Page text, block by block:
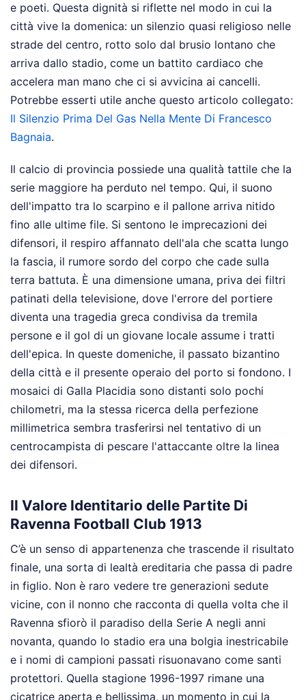
e poeti. Questa dignità si riflette nel modo in cui la
città vive la domenica: un silenzio quasi religioso nelle
strade del centro, rotto solo dal brusio lontano che
arriva dallo stadio, come un battito cardiaco che
accelera man mano che ci si avvicina ai cancelli.
Potrebbe esserti utile anche questo articolo collegato:
Il Silenzio Prima Del Gas Nella Mente Di Francesco
Bagnaia.
Il calcio di provincia possiede una qualità tattile che la
serie maggiore ha perduto nel tempo. Qui, il suono
dell'impatto tra lo scarpino e il pallone arriva nitido
fino alle ultime file. Si sentono le imprecazioni dei
difensori, il respiro affannato dell'ala che scatta lungo
la fascia, il rumore sordo del corpo che cade sulla
terra battuta. È una dimensione umana, priva dei filtri
patinati della televisione, dove l'errore del portiere
diventa una tragedia greca condivisa da tremila
persone e il gol di un giovane locale assume i tratti
dell'epica. In queste domeniche, il passato bizantino
della città e il presente operaio del porto si fondono. I
mosaici di Galla Placidia sono distanti solo pochi
chilometri, ma la stessa ricerca della perfezione
millimetrica sembra trasferirsi nel tentativo di un
centrocampista di pescare l'attaccante oltre la linea
dei difensori.
Il Valore Identitario delle Partite Di
Ravenna Football Club 1913
C’è un senso di appartenenza che trascende il risultato
finale, una sorta di lealtà ereditaria che passa di padre
in figlio. Non è raro vedere tre generazioni sedute
vicine, con il nonno che racconta di quella volta che il
Ravenna sfiorò il paradiso della Serie A negli anni
novanta, quando lo stadio era una bolgia inestricabile
e i nomi di campioni passati risuonavano come santi
protettori. Quella stagione 1996-1997 rimane una
cicatrice aperta e bellissima, un momento in cui la